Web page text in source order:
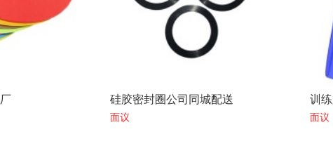
硅胶密封圈公司同城配送 训练脚蹼源头工厂